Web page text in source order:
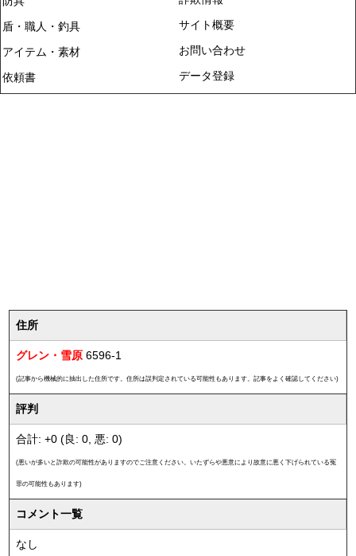
盾・職人・釣具
アイテム・素材
依頼書
サイト概要
お問い合わせ
データ登録
住所
グレン・雪原 6596-1
(記事から機械的に抽出した住所です。住所は誤判定されている可能性もあります。記事をよく確認してください)
評判
合計: +0 (良: 0, 悪: 0)
(悪いが多いと詐欺の可能性がありますのでご注意ください。いたずらや悪意により故意に悪く下げられている冤
罪の可能性もあります)
コメント一覧
なし